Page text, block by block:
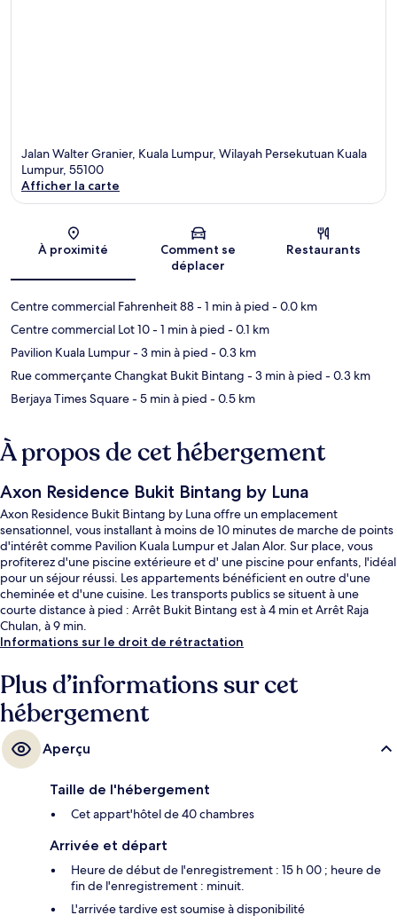
Jalan Walter Granier, Kuala Lumpur, Wilayah Persekutuan Kuala
Lumpur, 55100
Afficher la carte
À proximité
Comment se
déplacer
Restaurants
Centre commercial Fahrenheit 88- 1 min à pied - 0.0 km
Centre commercial Lot 10- 1 min à pied - 0.1 km
Pavilion Kuala Lumpur- 3 min à pied - 0.3 km
Rue commerçante Changkat Bukit Bintang - 3 min à pied - 0.3 km
Berjaya Times Square- 5 min à pied - 0.5 km
À propos de cet hébergement
Axon Residence Bukit Bintang by Luna
Axon Residence Bukit Bintang by Luna offre un emplacement
sensationnel, vous installant à moins de 10 minutes de marche de points
d'intérêt comme Pavilion Kuala Lumpur et Jalan Alor. Sur place, vous
profiterez d'une piscine extérieure et d' une piscine pour enfants, l'idéal
pour un séjour réussi. Les appartements bénéficient en outre d'une
cheminée et d'une cuisine. Les transports publics se situent à une
courte distance à pied : Arrêt Bukit Bintang est à 4 min et Arrêt Raja
Chulan, à 9 min.
Informations sur le droit de rétractation
Plus d’informations sur cet
hébergement
Aperçu
Taille de l'hébergement
Cet appart'hôtel de 40 chambres
Arrivée et départ
Heure de début de l'enregistrement : 15 h 00 ; heure de
fin de l'enregistrement : minuit.
L'arrivée tardive est soumise à disponibilité